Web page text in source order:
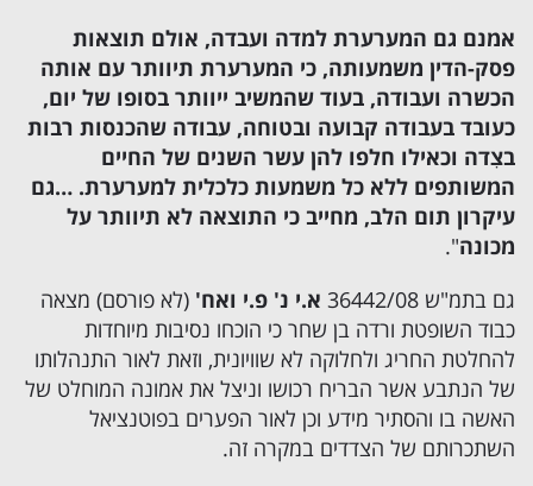
אמנם גם המערערת למדה ועבדה, אולם תוצאות
פסק-הדין משמעותה, כי המערערת תיוותר עם אותה
הכשרה ועבודה, בעוד שהמשיב ייוותר בסופו של יום,
כעובד בעבודה קבועה ובטוחה, עבודה שהכנסות רבות
בצִדה וכאילו חלפו להן עשר השנים של החיים
המשותפים ללא כל משמעות כלכלית למערערת. …גם
עיקרון תום הלב, מחייב כי התוצאה לא תיוותר על
מכונה".
גם בתמ"ש 36442/08
א.י נ' פ.י ואח' (לא פורסם) מצאה
כבוד השופטת ורדה בן שחר כי הוכחו נסיבות מיוחדות
להחלטת החריג ולחלוקה לא שוויונית, וזאת לאור התנהלותו
של הנתבע אשר הבריח רכושו וניצל את אמונה המוחלט של
האשה בו והסתיר מידע וכן לאור הפערים בפוטנציאל
השתכרותם של הצדדים במקרה זה.